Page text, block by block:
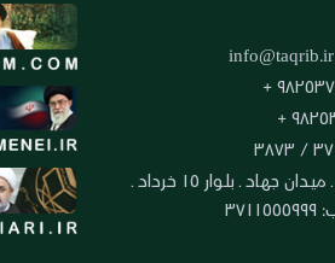
info@taqrib.ir
العنوان: ايران ـ قم ـ ميدان جهاد ـ بلوار ١٥ خرداد ـ